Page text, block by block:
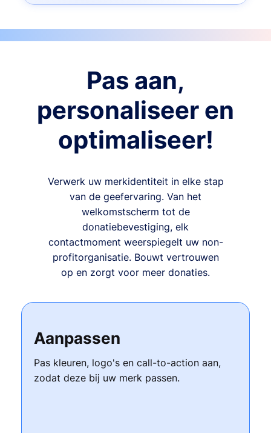
Pas aan,
personaliseer en
optimaliseer!
Verwerk uw merkidentiteit in elke stap
van de geefervaring. Van het
welkomstscherm tot de
donatiebevestiging, elk
contactmoment weerspiegelt uw non-
profitorganisatie. Bouwt vertrouwen
op en zorgt voor meer donaties.
Aanpassen
Pas kleuren, logo's en call-to-action aan,
zodat deze bij uw merk passen.